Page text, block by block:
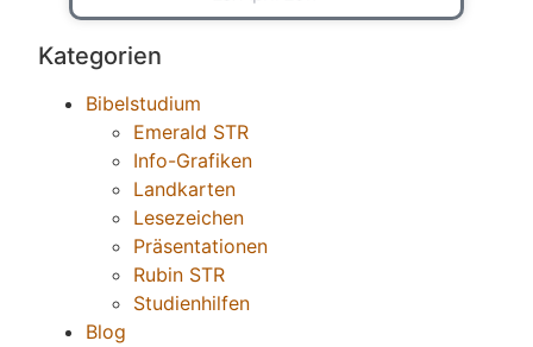
Kategorien
Bibelstudium
Emerald STR
Info-Grafiken
Landkarten
Lesezeichen
Präsentationen
Rubin STR
Studienhilfen
Blog